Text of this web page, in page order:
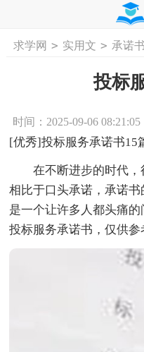
首页 工作计划
求学网 > 实用文 > 承诺书
投标
时间：2025-09-06 08:21:05
[优秀]投标服务承诺书15
在不断进步的时代，
相比于口头承诺，承诺
是一个让许多人都头痛
投标服务承诺书，仅供参